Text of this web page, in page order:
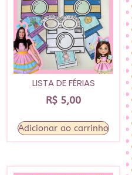
LISTA DE FÉRIAS
R$ 5,00
Adicionar ao carrinho